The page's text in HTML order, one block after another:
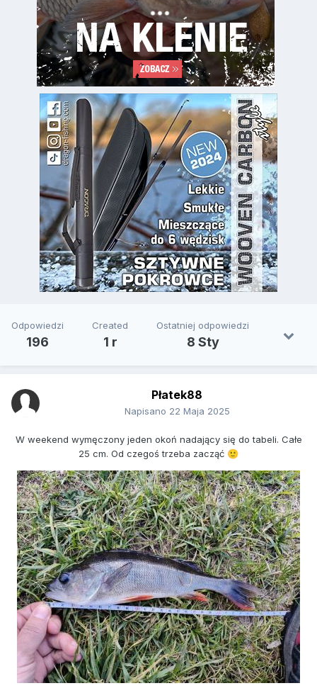
Odpowiedzi
196
Created
1 r
Ostatniej odpowiedzi
8 Sty
Płatek88
Napisano 22 Maja 2025
W weekend wymęczony jeden okoń nadający się do tabeli. Całe
25 cm. Od czegoś trzeba zacząć 🙂